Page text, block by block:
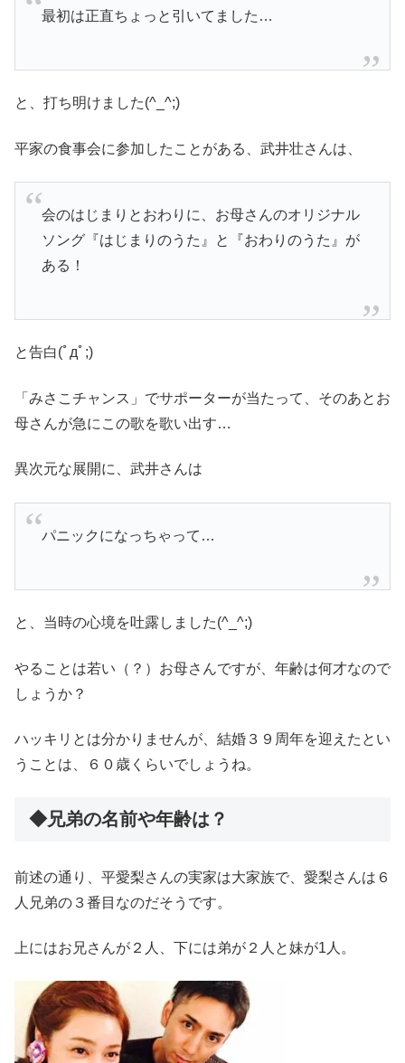
最初は正直ちょっと引いてました…
と、打ち明けました(^_^;)
平家の食事会に参加したことがある、武井壮さんは、
会のはじまりとおわりに、お母さんのオリジナル
ソング『はじまりのうた』と『おわりのうた』が
ある！
と告白(ﾟдﾟ;)
「みさこチャンス」でサポーターが当たって、そのあとお
母さんが急にこの歌を歌い出す…
異次元な展開に、武井さんは
パニックになっちゃって…
と、当時の心境を吐露しました(^_^;)
やることは若い（？）お母さんですが、年齢は何才なので
しょうか？
ハッキリとは分かりませんが、結婚３９周年を迎えたとい
うことは、６０歳くらいでしょうね。
◆兄弟の名前や年齢は？
前述の通り、平愛梨さんの実家は大家族で、愛梨さんは６
人兄弟の３番目なのだそうです。
上にはお兄さんが２人、下には弟が２人と妹が1人。